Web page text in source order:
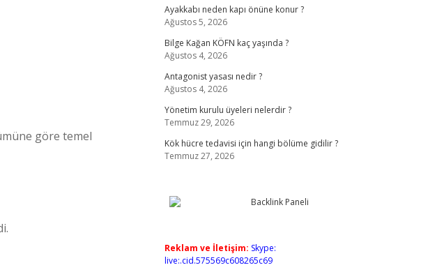
göre temel
Ayakkabı neden kapı önüne konur ?
Ağustos 5, 2026
Bilge Kağan KÖFN kaç yaşında ?
Ağustos 4, 2026
Antagonist yasası nedir ?
Ağustos 4, 2026
Yönetim kurulu üyeleri nelerdir ?
Temmuz 29, 2026
Kök hücre tedavisi için hangi bölüme gidilir ?
Temmuz 27, 2026
Reklam ve İletişim: Skype:
live:.cid.575569c608265c69